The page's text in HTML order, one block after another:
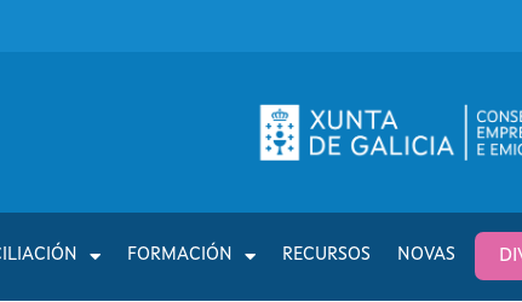
FORMACIÓN RECURSOS NOVAS